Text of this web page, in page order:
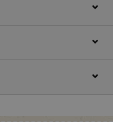
jako je
souborů